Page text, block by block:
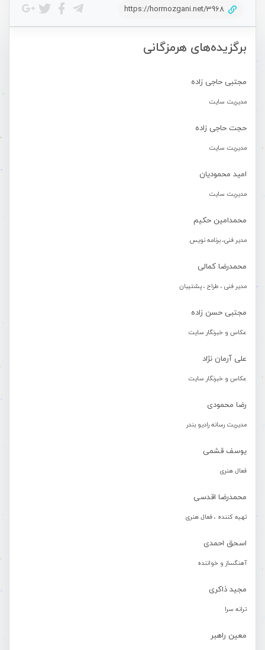
برگزیده‌های هرمزگانی
مجتبی حاجی زاده
مدیریت سایت
حجت حاجی زاده
مدیریت سایت
امید محمودیان
مدیریت سایت
محمدامین حکیم
مدیر فنی، برنامه نویس
محمدرضا کمالی
مدیر فنی ، طراح ، پشتیبان
مجتبی حسن زاده
عکاس و خبرنگار سایت
علی آرمان نژاد
عکاس و خبرنگار سایت
رضا محمودی
مدیریت رسانه رادیو بندر
یوسف قشمی
فعال هنری
محمدرضا اقدسی
تهیه کننده ، فعال هنری
اسحق احمدی
آهنگساز و خواننده
مجید ذاکری
ترانه سرا
معین راهبر
https://hormozgani.net/3968